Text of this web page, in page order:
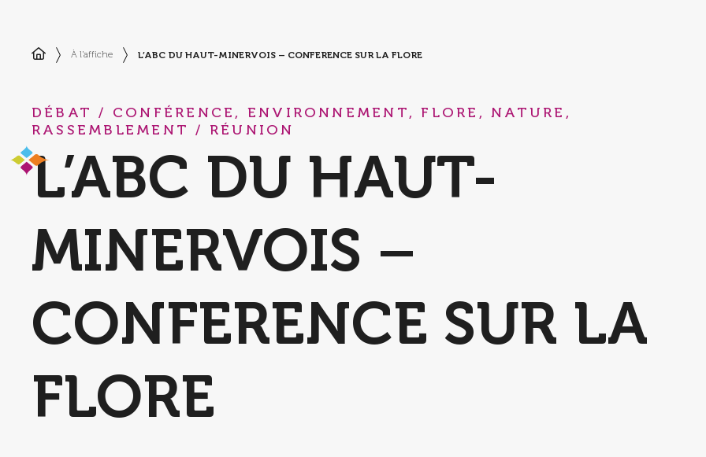
À l'affiche L’ABC DU HAUT-MINERVOIS – CONFERENCE SUR LA FLORE
DÉBAT / CONFÉRENCE, ENVIRONNEMENT, FLORE, NATURE,
RASSEMBLEMENT / RÉUNION
L’ABC DU HAUT-
MINERVOIS –
CONFERENCE SUR LA
FLORE